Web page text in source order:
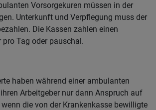
Vorsorgekuren müssen in der
Unterkunft und Verpflegung muss der
Die Kassen zahlen einen
Tag oder pauschal.
haben während einer ambulanten
Arbeitgeber nur dann Anspruch auf
die von der Krankenkasse bewilligte